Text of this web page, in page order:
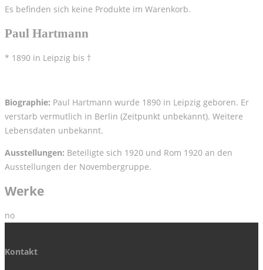
Es befinden sich keine Produkte im Warenkorb.
Paul Hartmann
* 1890 in Leipzig bis †
Biographie: Paul Hartmann wurde 1890 in Leipzig geboren. Er
verstarb vermutlich in Berlin (Zeitpunkt unbekannt). Weitere
Lebensdaten unbekannt.
Ausstellungen: Beteiligte sich 1920 und Rom 1920 an den
Ausstellungen der Novembergruppe.
Werke
no
Kontakt